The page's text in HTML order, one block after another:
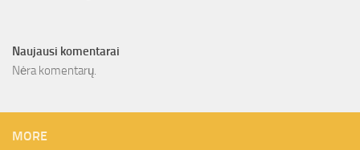
Naujausi komentarai
Nėra komentarų.
MORE